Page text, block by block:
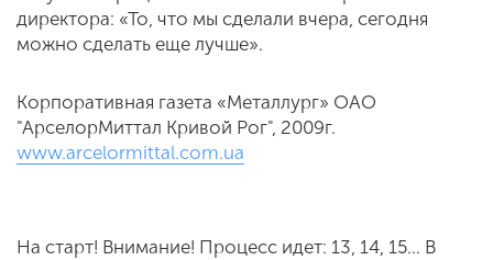
директора: «То, что мы сделали вчера, сегодня
можно сделать еще лучше».
Корпоративная газета «Металлург» ОАО
"АрселорМиттал Кривой Рог", 2009г.
www.arcelormittal.com.ua
На старт! Внимание! Процесс идет: 13, 14, 15… В